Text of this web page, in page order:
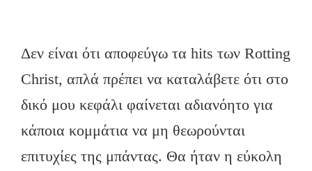
Δεν είναι ότι αποφεύγω τα hits των Rotting
Christ, απλά πρέπει να καταλάβετε ότι στο
δικό μου κεφάλι φαίνεται αδιανόητο για
κάποια κομμάτια να μη θεωρούνται
επιτυχίες της μπάντας. Θα ήταν η εύκολη